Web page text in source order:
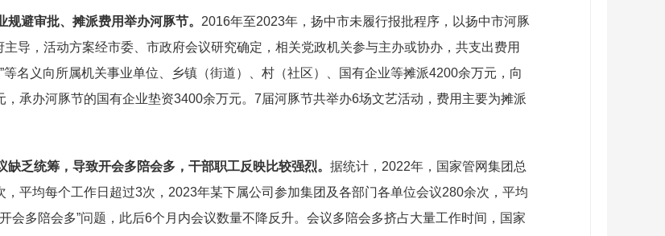
避审批、摊派费用举办河豚节。 2016年至2023年，扬中市未履行报批程序，以扬中市河豚
导，活动方案经市委、市政府会议研究确定，相关党政机关参与主办或协办，共支出费用
等名义向所属机关事业单位、乡镇（街道）、村（社区）、国有企业等摊派4200余万元，向
承办河豚节的国有企业垫资3400余万元。7届河豚节共举办6场文艺活动，费用主要为摊派
乏统筹，导致开会多陪会多，干部职工反映比较强烈。 据统计，2022年，国家管网集团总
平均每个工作日超过3次，2023年某下属公司参加集团及各部门各单位会议280余次，平均
会多陪会多”问题，此后6个月内会议数量不降反升。会议多陪会多挤占大量工作时间，国家